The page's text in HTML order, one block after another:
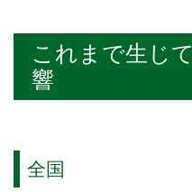
これまで生じ
響
全国